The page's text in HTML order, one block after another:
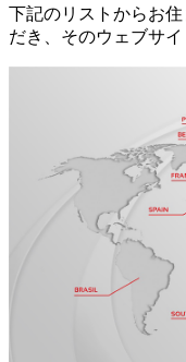
下記のリストからお
だき、そのウェブサイ